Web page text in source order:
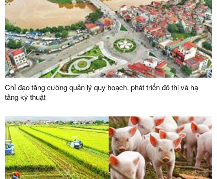
Chỉ đạo tăng cường quản lý quy hoạch, phát triển đô thị và hạ
tầng kỹ thuật